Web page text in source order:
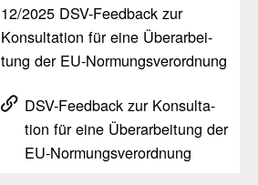
12/​2025 DSV-Feed­back zur
Konsul­ta­tion für eine Überar­bei­
tung der EU-Normungs­ver­ord­nung
DSV-Feed­back zur Konsul­ta­
tion für eine Überar­bei­tung der
EU-Normungs­ver­ord­nung